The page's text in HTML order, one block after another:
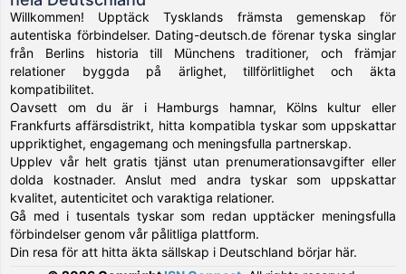
Willkommen! Upptäck Tysklands främsta gemenskap för
autentiska förbindelser. Dating-deutsch.de förenar tyska singlar
från Berlins historia till Münchens traditioner, och främjar
relationer byggda på ärlighet, tillförlitlighet och äkta
kompatibilitet.
Oavsett om du är i Hamburgs hamnar, Kölns kultur eller
Frankfurts affärsdistrikt, hitta kompatibla tyskar som uppskattar
uppriktighet, engagemang och meningsfulla partnerskap.
Upplev vår helt gratis tjänst utan prenumerationsavgifter eller
dolda kostnader. Anslut med andra tyskar som uppskattar
kvalitet, autenticitet och varaktiga relationer.
Gå med i tusentals tyskar som redan upptäcker meningsfulla
förbindelser genom vår pålitliga plattform.
Din resa för att hitta äkta sällskap i Deutschland börjar här.